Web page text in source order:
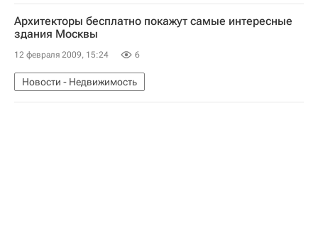
Архитекторы бесплатно покажут самые интересные
здания Москвы
12 февраля 2009, 15:24 6
Новости - Недвижимость